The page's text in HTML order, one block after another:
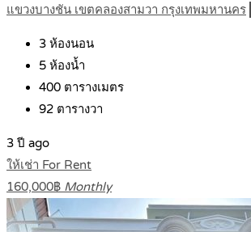
แขวงบางชัน เขตคลองสามวา กรุงเทพมหานคร
3 ห้องนอน
5 ห้องน้ำ
400 ตารางเมตร
92 ตารางวา
3 ปี ago
ให้เช่า For Rent
160,000฿ Monthly